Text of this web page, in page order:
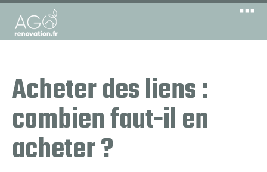
Acheter des liens :
combien faut-il en
acheter ?